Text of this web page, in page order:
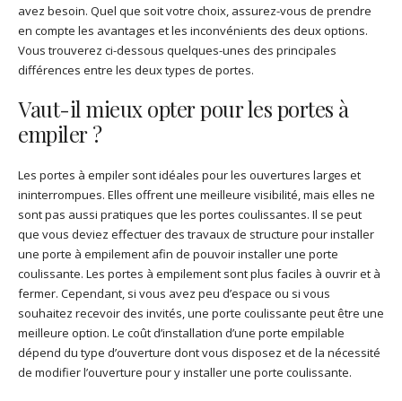
avez besoin. Quel que soit votre choix, assurez-vous de prendre
en compte les avantages et les inconvénients des deux options.
Vous trouverez ci-dessous quelques-unes des principales
différences entre les deux types de portes.
Vaut-il mieux opter pour les portes à
empiler ?
Les portes à empiler sont idéales pour les ouvertures larges et
ininterrompues. Elles offrent une meilleure visibilité, mais elles ne
sont pas aussi pratiques que les portes coulissantes. Il se peut
que vous deviez effectuer des travaux de structure pour installer
une porte à empilement afin de pouvoir installer une porte
coulissante. Les portes à empilement sont plus faciles à ouvrir et à
fermer. Cependant, si vous avez peu d’espace ou si vous
souhaitez recevoir des invités, une porte coulissante peut être une
meilleure option. Le coût d’installation d’une porte empilable
dépend du type d’ouverture dont vous disposez et de la nécessité
de modifier l’ouverture pour y installer une porte coulissante.